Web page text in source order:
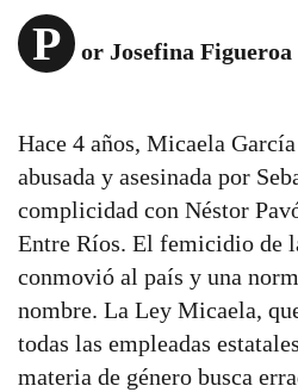
pp
P or Josefina Figueroa
Hace 4 años, Micaela
abusada y asesinada por
complicidad con Néstor
Entre Ríos. El femicidio de
conmovió al país y una
nombre. La Ley Micaela,
todas las empleadas
materia de género busca